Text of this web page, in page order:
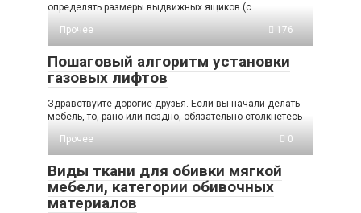
определять размеры выдвижных ящиков (с
Прочее
176
Пошаговый алгоритм установки
газовых лифтов
Здравствуйте дорогие друзья. Если вы начали делать
мебель, то, рано или поздно, обязательно столкнетесь
Прочее
0
Виды ткани для обивки мягкой
мебели, категории обивочных
материалов